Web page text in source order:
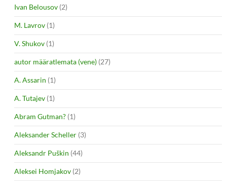
Ivan Belousov (2)
M. Lavrov (1)
V. Shukov (1)
autor määratlemata (vene) (27)
A. Assarin (1)
A. Tutajev (1)
Abram Gutman? (1)
Aleksander Scheller (3)
Aleksandr Puškin (44)
Aleksei Homjakov (2)